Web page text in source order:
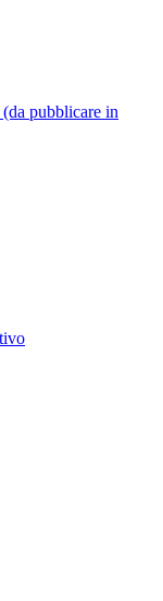
pubblicare in